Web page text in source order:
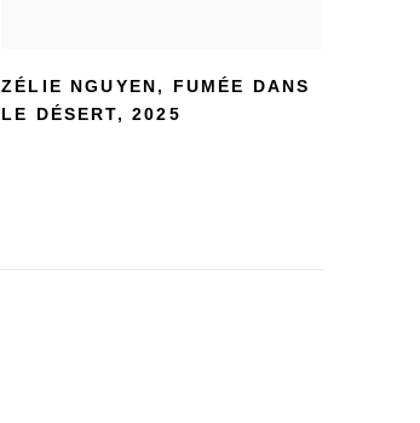
ZÉLIE NGUYEN ,
FUMÉE DANS
LE DÉSERT,2025